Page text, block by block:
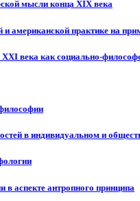
мысли конца XIX века
американской практике на
века как социально-
в индивидуальном и
в аспекте антропного принципа